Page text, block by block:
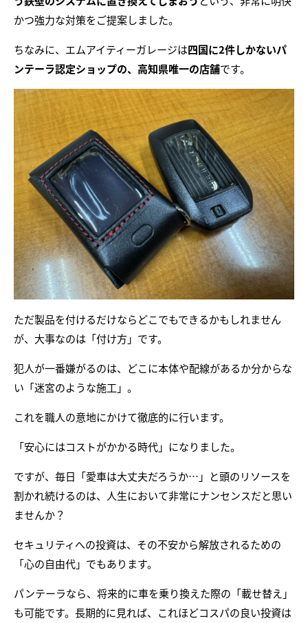
かつ強力な対策をご提案しました。
ちなみに、エムアイティーガレージは四国に2件しかないパ
ンテーラ認定ショップの、高知県唯一の店舗です。
ただ製品を付けるだけならどこでもできるかもしれません
が、大事なのは「付け方」です。
犯人が一番嫌がるのは、どこに本体や配線があるか分からな
い「迷宮のような施工」。
これを職人の意地にかけて徹底的に行います。
「安心にはコストがかかる時代」になりました。
ですが、毎日「愛車は大丈夫だろうか…」と頭のリソースを
割かれ続けるのは、人生において非常にナンセンスだと思い
ませんか？
セキュリティへの投資は、その不安から解放されるための
「心の自由代」でもあります。
パンテーラなら、将来的に車を乗り換えた際の「載せ替え」
も可能です。長期的に見れば、これほどコスパの良い投資は